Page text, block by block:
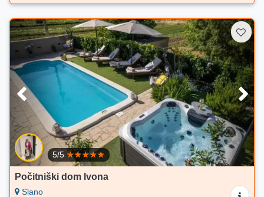
5/5
Počitniški dom Ivona
Slano